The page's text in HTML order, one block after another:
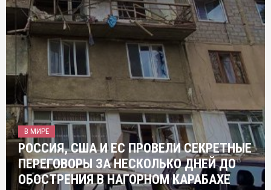
В МИРЕ
РОССИЯ, США И ЕС ПРОВЕЛИ СЕКРЕТНЫЕ
ПЕРЕГОВОРЫ ЗА НЕСКОЛЬКО ДНЕЙ ДО
ОБОСТРЕНИЯ В НАГОРНОМ КАРАБАХЕ